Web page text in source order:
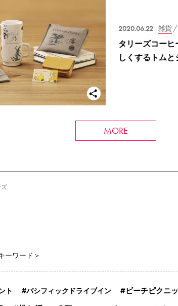
2020.06.22 雑貨/
タリーズコー
しくするトムと
MORE
ーワード＞
ト パシフィックドライブイン ビーチピクニ